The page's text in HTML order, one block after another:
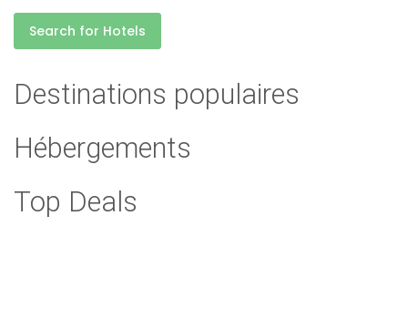
Search for Hotels
Destinations populaires
Hébergements
Top Deals